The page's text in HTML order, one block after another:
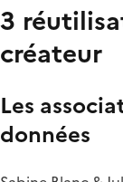
3
créateur
Les
données